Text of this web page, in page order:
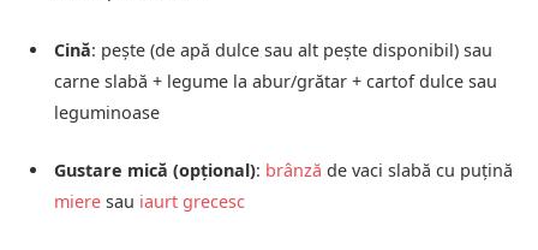
Cină: pește (de apă dulce sau alt pește disponibil) sau
carne slabă + legume la abur/grătar + cartof dulce sau
leguminoase
Gustare mică (opțional): brânză de vaci slabă cu puțină
miere sau iaurt grecesc